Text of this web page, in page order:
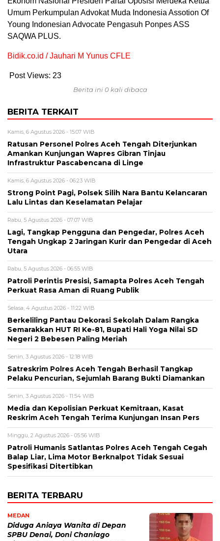
Umum Perkumpulan Advokat Muda Indonesia Assotion Of
Young Indonesian Advocate Pengasuh Ponpes ASS
SAQWA PLUS.
Bidik.co.id / Jauhari M Yunus CFLE
Post Views: 23
Berita ini 0 kali dibaca
BERITA TERKAIT
Kamis, 6 Agustus 2026 - 15:07 WIB
Ratusan Personel Polres Aceh Tengah Diterjunkan
Amankan Kunjungan Wapres Gibran Tinjau
Infrastruktur Pascabencana di Linge
Kamis, 6 Agustus 2026 - 06:23 WIB
Strong Point Pagi, Polsek Silih Nara Bantu Kelancaran
Lalu Lintas dan Keselamatan Pelajar
Rabu, 5 Agustus 2026 - 07:07 WIB
Lagi, Tangkap Pengguna dan Pengedar, Polres Aceh
Tengah Ungkap 2 Jaringan Kurir dan Pengedar di Aceh
Utara
Rabu, 5 Agustus 2026 - 06:55 WIB
Patroli Perintis Presisi, Samapta Polres Aceh Tengah
Perkuat Rasa Aman di Ruang Publik
Selasa, 4 Agustus 2026 - 11:22 WIB
Berkeliling Pantau Dekorasi Sekolah Dalam Rangka
Semarakkan HUT RI Ke-81, Bupati Hali Yoga Nilai SD
Negeri 2 Bebesen Paling Meriah
Senin, 3 Agustus 2026 - 12:18 WIB
Satreskrim Polres Aceh Tengah Berhasil Tangkap
Pelaku Pencurian, Sejumlah Barang Bukti Diamankan
Senin, 3 Agustus 2026 - 11:54 WIB
Media dan Kepolisian Perkuat Kemitraan, Kasat
Reskrim Aceh Tengah Terima Kunjungan Insan Pers
Minggu, 2 Agustus 2026 - 05:56 WIB
Patroli Humanis Satlantas Polres Aceh Tengah Cegah
Balap Liar, Lima Motor Berknalpot Tidak Sesuai
Spesifikasi Ditertibkan
BERITA TERBARU
MEDAN
Diduga Aniaya Wanita di Depan
SPBU Denai, Doni Chaniago